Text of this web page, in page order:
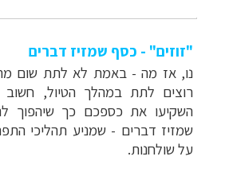
"זוזים" - כסף שמזיז דברים
נו, אז מה - באמת לא לתת שום
רוצים לתת במהלך הטיול,
השקיעו את כספכם כך שיהפוך
שמזיז דברים - שמניע תהליכי
על שולחנות.